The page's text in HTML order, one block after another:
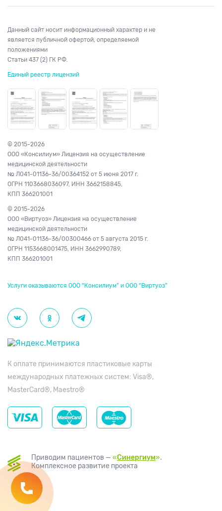
Данный сайт носит информационный характер и не
является публичной офертой, определяемой
положениями
Статьи 437 (2) ГК РФ.
Единый реестр лицензий
© 2015-2026
ООО «Консилиум» Лицензия на осуществление
медицинской деятельности
№ Л041-01136-36/00364152 от 5 июня 2017 г.
ОГРН 1103668036097, ИНН 3662158845,
КПП 366201001
© 2015-2026
ООО «Виртуоз» Лицензия на осуществление
медицинской деятельности
№ Л041-01136-36/00300466 от 5 августа 2015 г.
ОГРН 1153668001475, ИНН 3662990789,
КПП 366201001
Услуги оказываются ООО “Консилиум” и ООО “Виртуоз”
К оплате принимаются пластиковые карты
международных платежных систем: Visa®,
MasterCard®, Maestro®
Приводим пациентов — «Синергиум».
Комплексное развитие проекта